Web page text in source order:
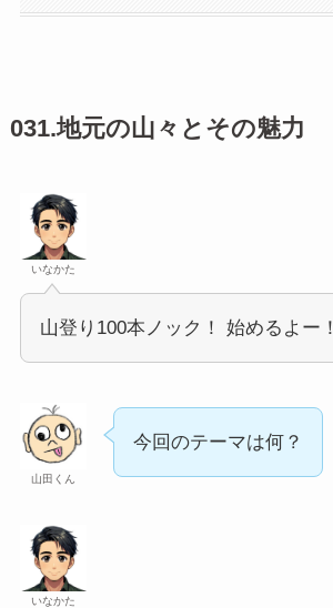
031.地元の山々とその魅力
いなかた
山登り100本ノック！ 始めるよー！
山田くん
今回のテーマは何？
いなかた